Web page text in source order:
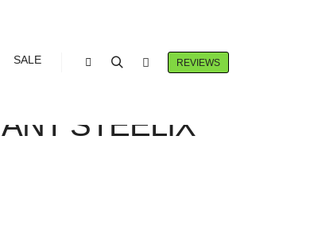
SALE REVIEWS
STEELIX